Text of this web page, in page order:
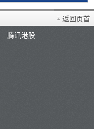
返回页首
腾讯港股